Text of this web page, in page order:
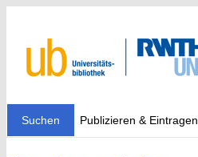
Suchen Publizieren & Eintragen